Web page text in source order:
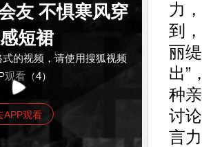
友 不惧寒风穿
短裙
的视频，请使用搜狐视频
观看（4）
APP观看
力
到
丽
出”
种
讨
言